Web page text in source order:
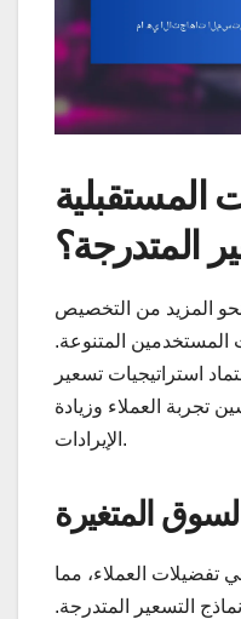
المستقبلية
المتدرجة؟
المزيد من التخصيص
المستخدمين المتنوعة.
استراتيجيات تسعير
تجربة العملاء وزيادة
الإيرادات.
المتغيرة
العملاء، مما
التسعير المتدرجة.